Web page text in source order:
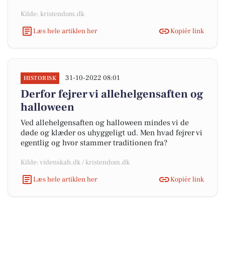
Kilde: kristendom.dk
Læs hele artiklen her
Kopiér link
HISTORISK 31-10-2022 08:01
Derfor fejrer vi allehelgensaften og
halloween
Ved allehelgensaften og halloween mindes vi de
døde og klæder os uhyggeligt ud. Men hvad fejrer vi
egentlig og hvor stammer traditionen fra?
Kilde: videnskab.dk / kristendom.dk
Læs hele artiklen her
Kopiér link